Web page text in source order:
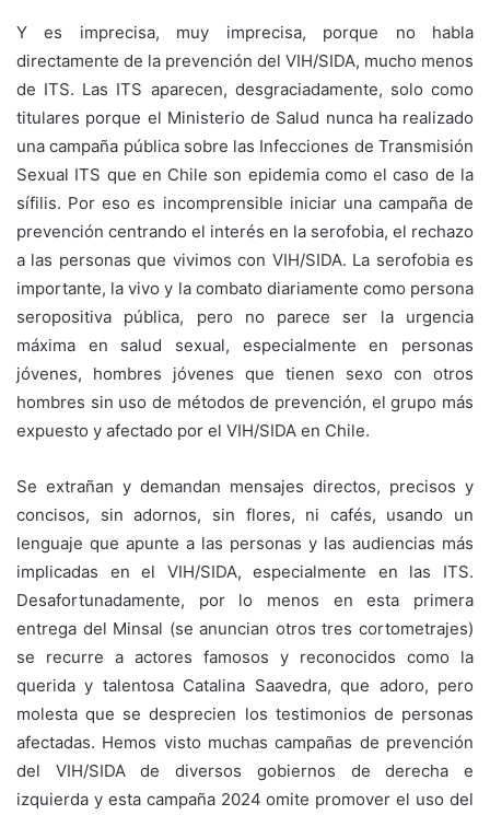
Y es imprecisa, muy imprecisa, porque no habla
directamente de la prevención del VIH/SIDA, mucho menos
de ITS. Las ITS aparecen, desgraciadamente, solo como
titulares porque el Ministerio de Salud nunca ha realizado
una campaña pública sobre las Infecciones de Transmisión
Sexual ITS que en Chile son epidemia como el caso de la
sífilis. Por eso es incomprensible iniciar una campaña de
prevención centrando el interés en la serofobia, el rechazo
a las personas que vivimos con VIH/SIDA. La serofobia es
importante, la vivo y la combato diariamente como persona
seropositiva pública, pero no parece ser la urgencia
máxima en salud sexual, especialmente en personas
jóvenes, hombres jóvenes que tienen sexo con otros
hombres sin uso de métodos de prevención, el grupo más
expuesto y afectado por el VIH/SIDA en Chile.
Se extrañan y demandan mensajes directos, precisos y
concisos, sin adornos, sin flores, ni cafés, usando un
lenguaje que apunte a las personas y las audiencias más
implicadas en el VIH/SIDA, especialmente en las ITS.
Desafortunadamente, por lo menos en esta primera
entrega del Minsal (se anuncian otros tres cortometrajes)
se recurre a actores famosos y reconocidos como la
querida y talentosa Catalina Saavedra, que adoro, pero
molesta que se desprecien los testimonios de personas
afectadas. Hemos visto muchas campañas de prevención
del VIH/SIDA de diversos gobiernos de derecha e
izquierda y esta campaña 2024 omite promover el uso del